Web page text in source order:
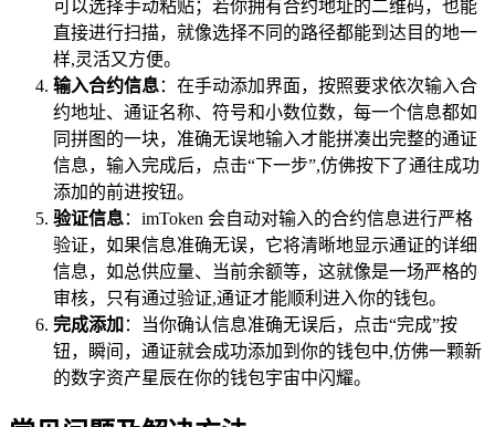
可以选择手动粘贴；若你拥有合约地址的二维码，也能
直接进行扫描，就像选择不同的路径都能到达目的地一
样,灵活又方便。
输入合约信息：在手动添加界面，按照要求依次输入合
约地址、通证名称、符号和小数位数，每一个信息都如
同拼图的一块，准确无误地输入才能拼凑出完整的通证
信息，输入完成后，点击“下一步”,仿佛按下了通往成功
添加的前进按钮。
验证信息：imToken 会自动对输入的合约信息进行严格
验证，如果信息准确无误，它将清晰地显示通证的详细
信息，如总供应量、当前余额等，这就像是一场严格的
审核，只有通过验证,通证才能顺利进入你的钱包。
完成添加 ：当你确认信息准确无误后，点击“完成”按
钮，瞬间，通证就会成功添加到你的钱包中,仿佛一颗新
的数字资产星辰在你的钱包宇宙中闪耀。